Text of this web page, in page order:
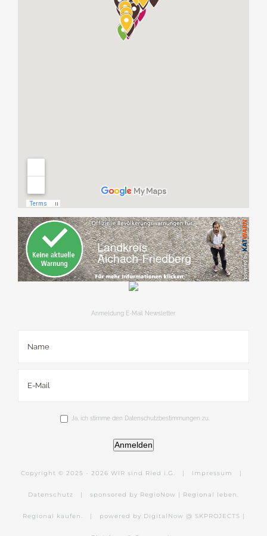
Anmeldung E-Mail Newsletter
Ja, ich stimme den Datenschutzbestimmungen zu.
Anmelden
Copyright © 2025 - 2026 WIR sind Ried i.G. | Impressum |
Datenschutz | sponsored by RegioNow | Regional leben.
Regional kaufen. | powered by DigitalNow @ SKPROJECTS |